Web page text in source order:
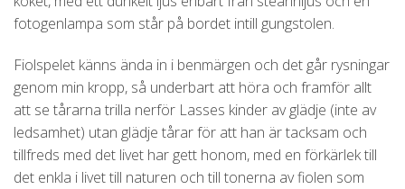
fotogenlampa som står på bordet intill gungstolen.
Fiolspelet känns ända in i benmärgen och det går rysningar
genom min kropp, så underbart att höra och framför allt
att se tårarna trilla nerför Lasses kinder av glädje (inte av
ledsamhet) utan glädje tårar för att han är tacksam och
tillfreds med det livet har gett honom, med en förkärlek till
det enkla i livet till naturen och till tonerna av fiolen som